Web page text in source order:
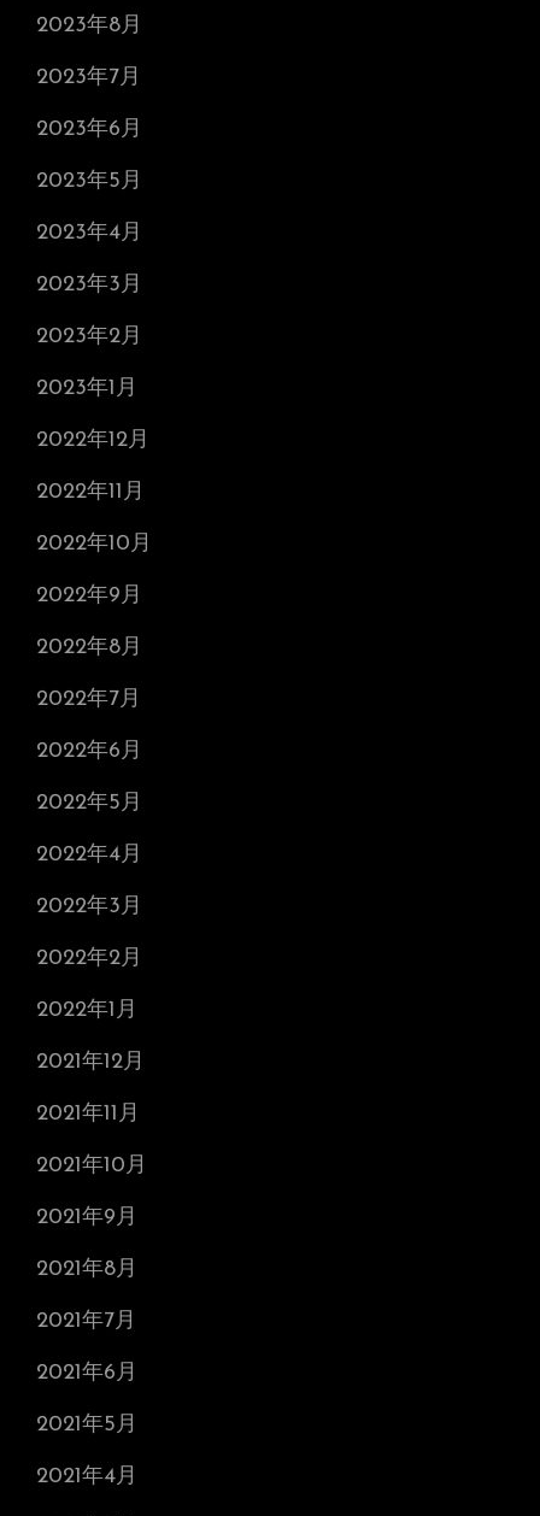
2023年8月
2023年7月
2023年6月
2023年5月
2023年4月
2023年3月
2023年2月
2023年1月
2022年12月
2022年11月
2022年10月
2022年9月
2022年8月
2022年7月
2022年6月
2022年5月
2022年4月
2022年3月
2022年2月
2022年1月
2021年12月
2021年11月
2021年10月
2021年9月
2021年8月
2021年7月
2021年6月
2021年5月
2021年4月